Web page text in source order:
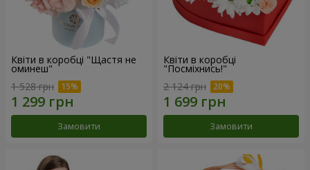
Квіти в коробці "Щастя не
оминеш"
1 528 грн
Замовити
Квіти в коробці
"Посміхнись!"
2 124 грн
Замовити